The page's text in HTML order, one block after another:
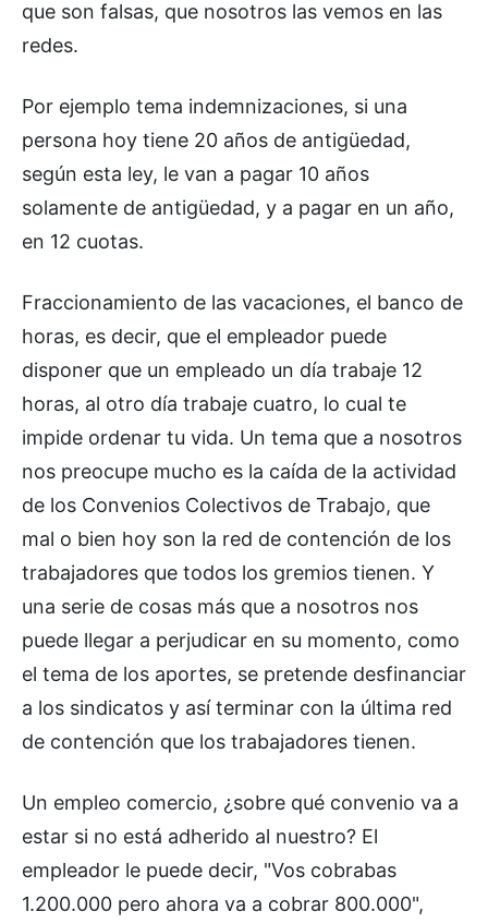
que son falsas, que nosotros las vemos en las
redes.
Por ejemplo tema indemnizaciones, si una
persona hoy tiene 20 años de antigüedad,
según esta ley, le van a pagar 10 años
solamente de antigüedad, y a pagar en un año,
en 12 cuotas.
Fraccionamiento de las vacaciones, el banco de
horas, es decir, que el empleador puede
disponer que un empleado un día trabaje 12
horas, al otro día trabaje cuatro, lo cual te
impide ordenar tu vida. Un tema que a nosotros
nos preocupe mucho es la caída de la actividad
de los Convenios Colectivos de Trabajo, que
mal o bien hoy son la red de contención de los
trabajadores que todos los gremios tienen. Y
una serie de cosas más que a nosotros nos
puede llegar a perjudicar en su momento, como
el tema de los aportes, se pretende desfinanciar
a los sindicatos y así terminar con la última red
de contención que los trabajadores tienen.
Un empleo comercio, ¿sobre qué convenio va a
estar si no está adherido al nuestro? El
empleador le puede decir, "Vos cobrabas
1.200.000 pero ahora va a cobrar 800.000",